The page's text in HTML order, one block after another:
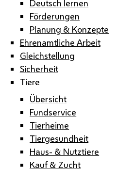
Deutsch lernen
Förderungen
Planung & Konzepte
Ehrenamtliche Arbeit
Gleichstellung
Sicherheit
Tiere
Übersicht
Fundservice
Tierheime
Tiergesundheit
Haus- & Nutztiere
Kauf & Zucht